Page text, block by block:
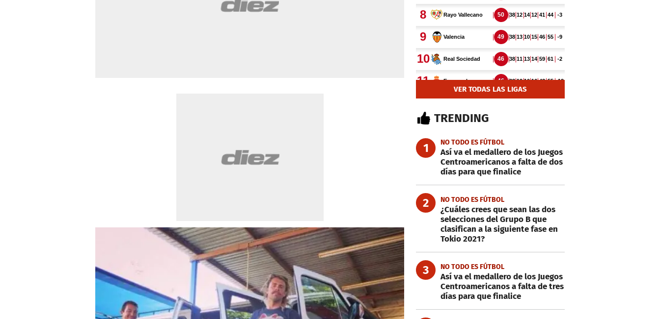
VER TODAS LAS LIGAS
TRENDING
1 NO TODO ES FÚTBOL
Así va el medallero de los Juegos
Centroamericanos a falta de dos
días para que finalice
2 NO TODO ES FÚTBOL
¿Cuáles crees que sean las dos
selecciones del Grupo B que
clasifican a la siguiente fase en
Tokio 2021?
3 NO TODO ES FÚTBOL
Así va el medallero de los Juegos
Centroamericanos a falta de tres
días para que finalice